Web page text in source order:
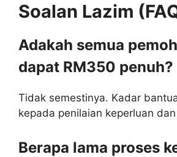
Soalan Lazim
Adakah semua
dapat RM350 penuh?
Tidak semestinya. Kadar
kepada penilaian keperluan
Berapa lama proses